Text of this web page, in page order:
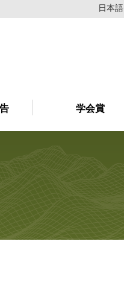
日本語
学会賞